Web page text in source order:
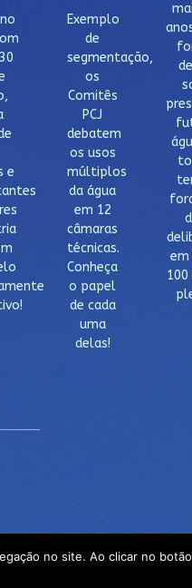
e
Exemplo
de
segmentação,
os
Comitês
PCJ
debatem
os usos
múltiplos
da água
em 12
câmaras
técnicas.
Conheça
o papel
de cada
uma
delas!
em
100
no site. Ao clicar no